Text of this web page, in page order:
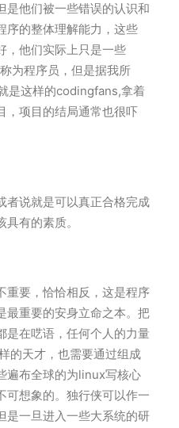
是他们被一些错误的认识和
序的整体理解能力，这些
，他们实际上只是一些
为程序员，但是据我所
是这样的codingfans,拿着
，项目的结局通常也很吓
者说就是可以真正合格完成
有的素质。
重要，恰恰相反，这是程序
最重要的安身立命之本。把
是在呓语，任何个人的力量
的天才，也需要通过组成
遍布全球的为linux写核心
可想象的。独行侠可以作一
是一旦进入一些大系统的研